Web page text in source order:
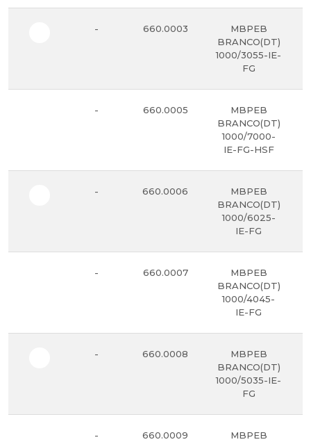
- 660.0003
MBPEB
BRANCO(DT)
1000/3055-IE-
FG
- 660.0005
MBPEB
BRANCO(DT)
1000/7000-
IE-FG-HSF
- 660.0006
MBPEB
BRANCO(DT)
1000/6025-
IE-FG
- 660.0007
MBPEB
BRANCO(DT)
1000/4045-
IE-FG
- 660.0008
MBPEB
BRANCO(DT)
1000/5035-IE-
FG
- 660.0009
MBPEB